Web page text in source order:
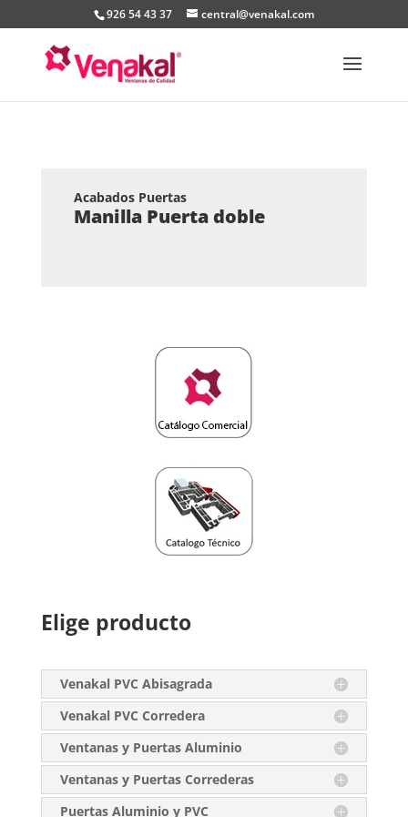
926 54 43 37 central@venakal.com
Acabados Puertas
Manilla Puerta doble
Elige producto
Venakal PVC Abisagrada
Venakal PVC Corredera
Ventanas y Puertas Aluminio
Ventanas y Puertas Correderas
Puertas Aluminio y PVC